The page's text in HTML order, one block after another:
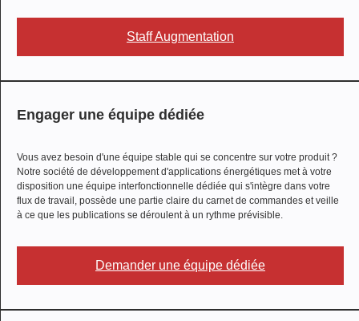
Staff Augmentation
Engager une équipe dédiée
Vous avez besoin d'une équipe stable qui se concentre sur votre produit ?
Notre société de développement d'applications énergétiques met à votre
disposition une équipe interfonctionnelle dédiée qui s'intègre dans votre
flux de travail, possède une partie claire du carnet de commandes et veille
à ce que les publications se déroulent à un rythme prévisible.
Demander une équipe dédiée